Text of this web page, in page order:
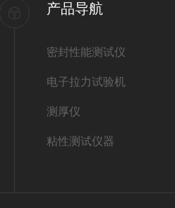
产品导航
密封性能测试仪
电子拉力试验机
测厚仪
粘性测试仪器